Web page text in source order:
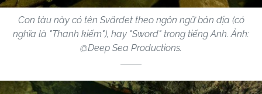
Con tàu này có tên Svärdet theo ngôn ngữ bản địa (có
nghĩa là "Thanh kiếm"), hay "Sword" trong tiếng Anh. Ảnh:
@Deep Sea Productions.